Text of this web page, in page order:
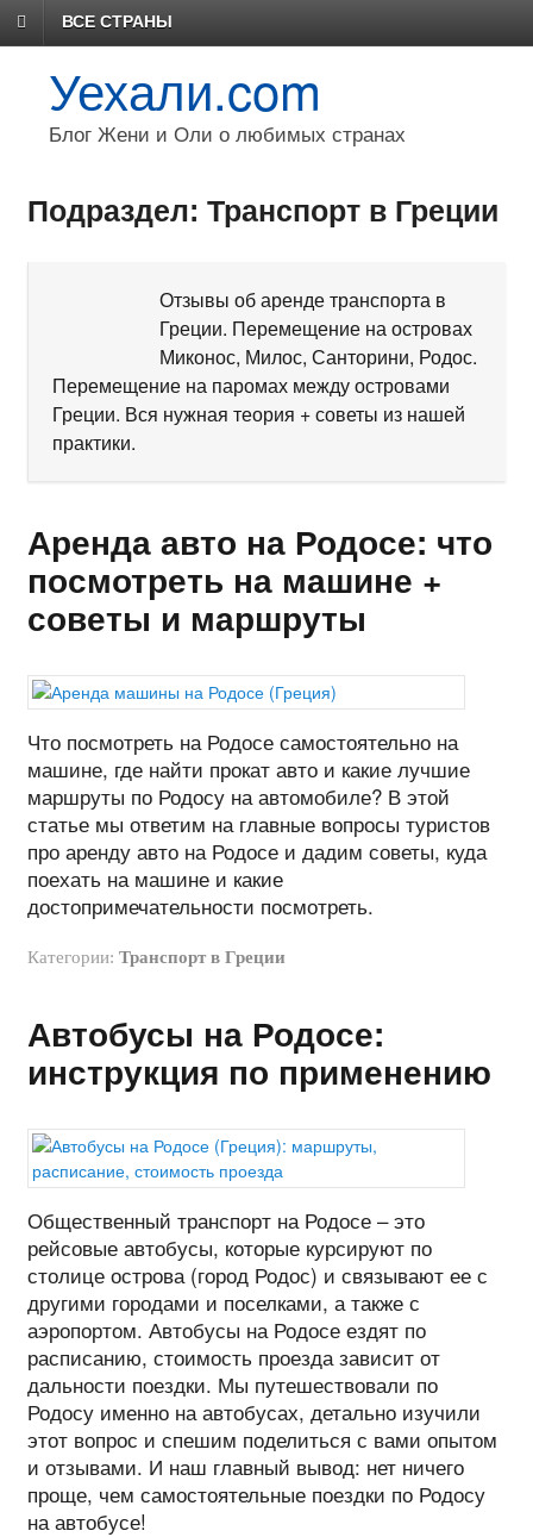
ВСЕ СТРАНЫ
Уехали.com
Блог Жени и Оли о любимых странах
Подраздел: Транспорт в Греции
Отзывы об аренде транспорта в
Греции. Перемещение на островах
Миконос, Милос, Санторини, Родос.
Перемещение на паромах между островами
Греции. Вся нужная теория + советы из нашей
практики.
Аренда авто на Родосе: что
посмотреть на машине +
советы и маршруты
Что посмотреть на Родосе самостоятельно на
машине, где найти прокат авто и какие лучшие
маршруты по Родосу на автомобиле? В этой
статье мы ответим на главные вопросы туристов
про аренду авто на Родосе и дадим советы, куда
поехать на машине и какие
достопримечательности посмотреть.
Категории: Транспорт в Греции
Автобусы на Родосе:
инструкция по применению
Общественный транспорт на Родосе – это
рейсовые автобусы, которые курсируют по
столице острова (город Родос) и связывают ее с
другими городами и поселками, а также с
аэропортом. Автобусы на Родосе ездят по
расписанию, стоимость проезда зависит от
дальности поездки. Мы путешествовали по
Родосу именно на автобусах, детально изучили
этот вопрос и спешим поделиться с вами опытом
и отзывами. И наш главный вывод: нет ничего
проще, чем самостоятельные поездки по Родосу
на автобусе!